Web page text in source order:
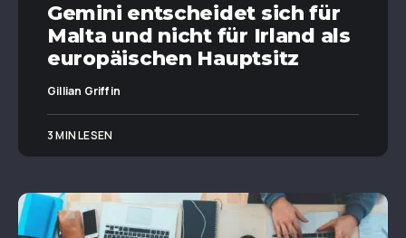
Gemini entscheidet sich für
Malta und nicht für Irland als
europäischen Hauptsitz
Gillian Griffin
3 MIN LESEN